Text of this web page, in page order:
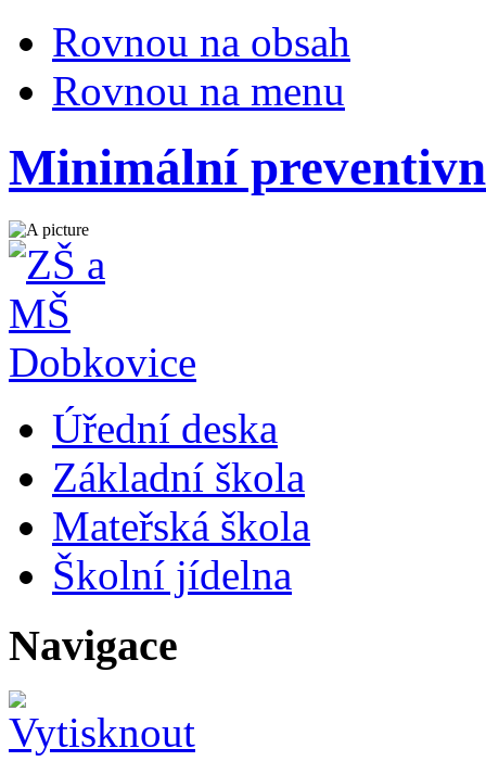
Rovnou na obsah
Rovnou na menu
Minimální
Úřední deska
Základní škola
Mateřská škola
Školní jídelna
Navigace